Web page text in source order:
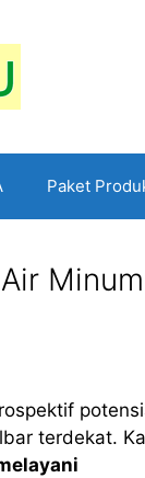
Paket
terdekat.